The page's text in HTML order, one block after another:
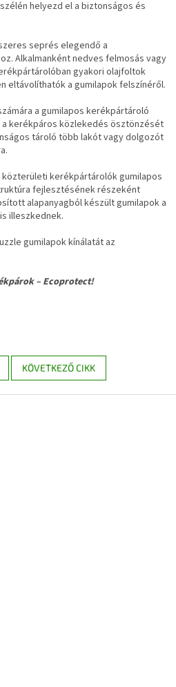
helyezd el a biztonságos és
seprés elegendő a
Alkalmanként nedves felmosás vagy
gyakori olajfoltok
eltávolíthatók a gumilapok felszínéről.
a gumilapos kerékpártároló
kerékpáros közlekedés ösztönzését
tároló több lakót vagy dolgozót
közterületi kerékpártárolók gumilapos
fejlesztésének részeként
alapanyagból készült gumilapok a
illeszkednek.
gumilapok kínálatát az
– Ecoprotect!
KÖVETKEZŐ CIKK